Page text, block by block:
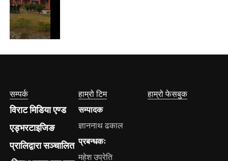
सम्पर्क
विराट मिडिया एण्ड
एड्भरटाइजिङ
प्रालिद्वारा सञ्चालित
हाम्रो टिम
सम्पादक
ज्ञाननाथ ढकाल
प्रबन्धकः
महेश उप्रेति
हाम्रो फेसबुक